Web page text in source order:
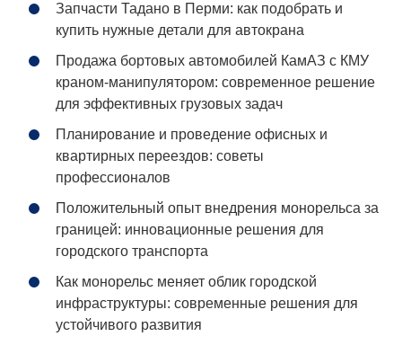
Запчасти Тадано в Перми: как подобрать и
купить нужные детали для автокрана
Продажа бортовых автомобилей КамАЗ с КМУ
краном-манипулятором: современное решение
для эффективных грузовых задач
Планирование и проведение офисных и
квартирных переездов: советы
профессионалов
Положительный опыт внедрения монорельса за
границей: инновационные решения для
городского транспорта
Как монорельс меняет облик городской
инфраструктуры: современные решения для
устойчивого развития